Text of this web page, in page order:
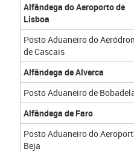
Alfândega do Aeroporto de
Lisboa​
Posto Aduaneiro do
de Cascais
Alfândega de Alverca
Posto Aduaneiro de
Alfândega de Faro
Posto Aduaneiro do
Beja